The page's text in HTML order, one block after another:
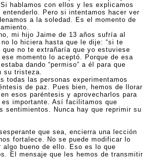
hablamos con ellos y les explicamos
entenderlo. Pero si intentamos hacer ver
a la soledad. Es el momento de
mi hijo Jaime de 13 años sufría al
lo hiciera hasta que le dije: “si te
que no te extrañaría que yo estuviese
momento lo aceptó. Porque de esa
dando “permiso” a él para que
su tristeza.
todas las personas experimentamos
de paz. Pues bien, hemos de llorar
esos paréntesis y aprovecharlos para
importante. Así facilitamos que
sentimientos. Nunca hay que reprimir su
que sea, encierra una lección
fortalece. No se puede modificar lo
bueno de ello. Eso es lo que
El mensaje que les hemos de transmitir